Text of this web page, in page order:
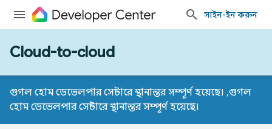
সাইন-ইন করুন
Cloud-to-cloud
গুগল হোম ডেভেলপার সেন্টারে স্থানান্তর সম্পূর্ণ হয়েছে। ,গুগল
হোম ডেভেলপার সেন্টারে স্থানান্তর সম্পূর্ণ হয়েছে।